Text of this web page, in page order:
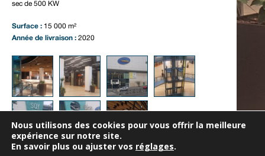
sec de 500 KW
Surface : 15 000 m²
Année de livraison : 2020
Nous utilisons des cookies pour vous offrir la meilleure
expérience sur notre site.
En savoir plus ou ajuster vos réglages.